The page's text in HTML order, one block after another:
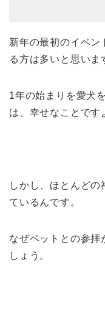
新年の最初のイベン
る方は多いと思いま
1年の始まりを愛犬
は、幸せなことです
しかし、ほとんどの
ているんです。
なぜペットとの参拝
しょう。